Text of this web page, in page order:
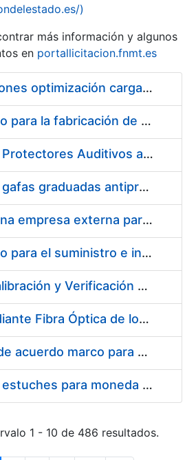
)
más información y algunos
en portallicitacion.fnmt.es
Pliego condiciones optimización cargas compras firmado
Acuerdo marco para la fabricación de piezas
Suministro de Protectores Auditivos a medida para las personas trabajadoras de los Centros de Trabajo de Madrid y Burgos
Suministro de gafas graduadas antiproyecciones para los trabajadores de la FNMT-RCM en los centros de trabajo de Madrid y Burgos
Servicios de una empresa externa para el asesoramiento y resolución de los recursos de alzada que se presentan relacionados con procesos de selección para la FNMT-RCM
Acuerdo marco para el suministro e instalación de persianas, estores y otros complementos
Servicio de Calibración y Verificación Externa de los Equipos de Medición del Servicio de Prevención de la FNMT-RCM
Conexión mediante Fibra Óptica de los Centros de Proceso de Datos (CPDs) de las sedes de la FNMT-RCM de Burgos y Madrid
Contratación de acuerdo marco para el Suministro de Material de Electricidad para la Fábrica Nacional de Moneda y Timbre-Real Casa de la Moneda en su centro de trabajo de Burgos
Suministro de estuches para moneda de 30 €
1 - 10 de 486 resultados.